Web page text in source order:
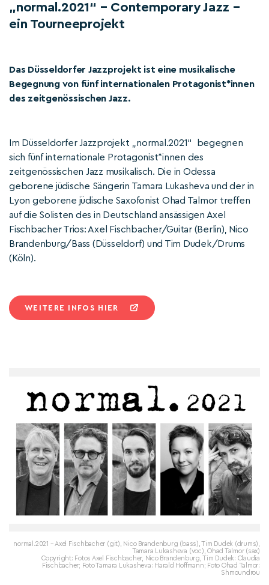
„normal.2021“ – Contemporary Jazz –
ein Tourneeprojekt
Das Düsseldorfer Jazzprojekt ist eine musikalische
Begegnung von fünf internationalen Protagonist*innen
des zeitgenössischen Jazz.
Im Düsseldorfer Jazzprojekt „normal.2021“ begegnen
sich fünf internationale Protagonist*innen des
zeitgenössischen Jazz musikalisch. Die in Odessa
geborene jüdische Sängerin Tamara Lukasheva und der in
Lyon geborene jüdische Saxofonist Ohad Talmor treffen
auf die Solisten des in Deutschland ansässigen Axel
Fischbacher Trios: Axel Fischbacher/Guitar (Berlin), Nico
Brandenburg/Bass (Düsseldorf) und Tim Dudek/Drums
(Köln).
WEITERE INFOS HIER
normal.2021 – Axel Fischbacher (git), Nico Brandenburg (bass), Tim Dudek (drums),
Tamara Lukasheva (voc), Ohad Talmor (sax)
Copyright: Fotos Axel Fischbacher, Nico Brandenburg, Tim Dudek: Claudia
Fischbacher; Foto Tamara Lukasheva: Harald Hoffmann; Foto Ohad Talmor:
Shmoundrou